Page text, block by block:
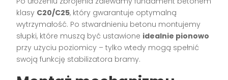
klasy C20/C25, który gwarantuje optymalną
wytrzymałość. Po stwardnieniu betonu montujemy
słupki, które muszą być ustawione idealnie pionowo
przy użyciu poziomicy – tylko wtedy mogą spełnić
swoją funkcję stabilizatora bramy.